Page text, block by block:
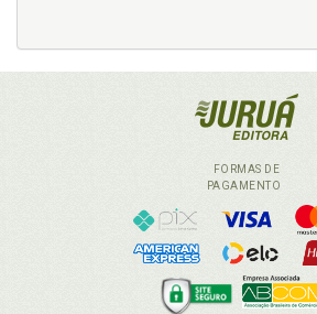
FORMAS DE
PAGAMENTO